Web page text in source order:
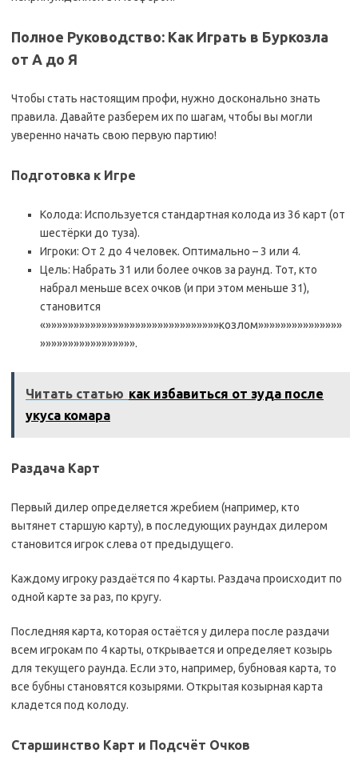
Полное Руководство: Как Играть в Буркозла
от А до Я
Чтобы стать настоящим профи, нужно досконально знать
правила. Давайте разберем их по шагам, чтобы вы могли
уверенно начать свою первую партию!
Подготовка к Игре
Колода: Используется стандартная колода из 36 карт (от
шестёрки до туза).
Игроки: От 2 до 4 человек. Оптимально – 3 или 4.
Цель: Набрать 31 или более очков за раунд. Тот, кто
набрал меньше всех очков (и при этом меньше 31),
становится
«»»»»»»»»»»»»»»»»»»»»»»»»»»»»»»»козлом»»»»»»»»»»»»»»»
»»»»»»»»»»»»»»»»».
Читать статью как избавиться от зуда после
укуса комара
Раздача Карт
Первый дилер определяется жребием (например, кто
вытянет старшую карту), в последующих раундах дилером
становится игрок слева от предыдущего.
Каждому игроку раздаётся по 4 карты. Раздача происходит по
одной карте за раз, по кругу.
Последняя карта, которая остаётся у дилера после раздачи
всем игрокам по 4 карты, открывается и определяет козырь
для текущего раунда. Если это, например, бубновая карта, то
все бубны становятся козырями. Открытая козырная карта
кладется под колоду.
Старшинство Карт и Подсчёт Очков